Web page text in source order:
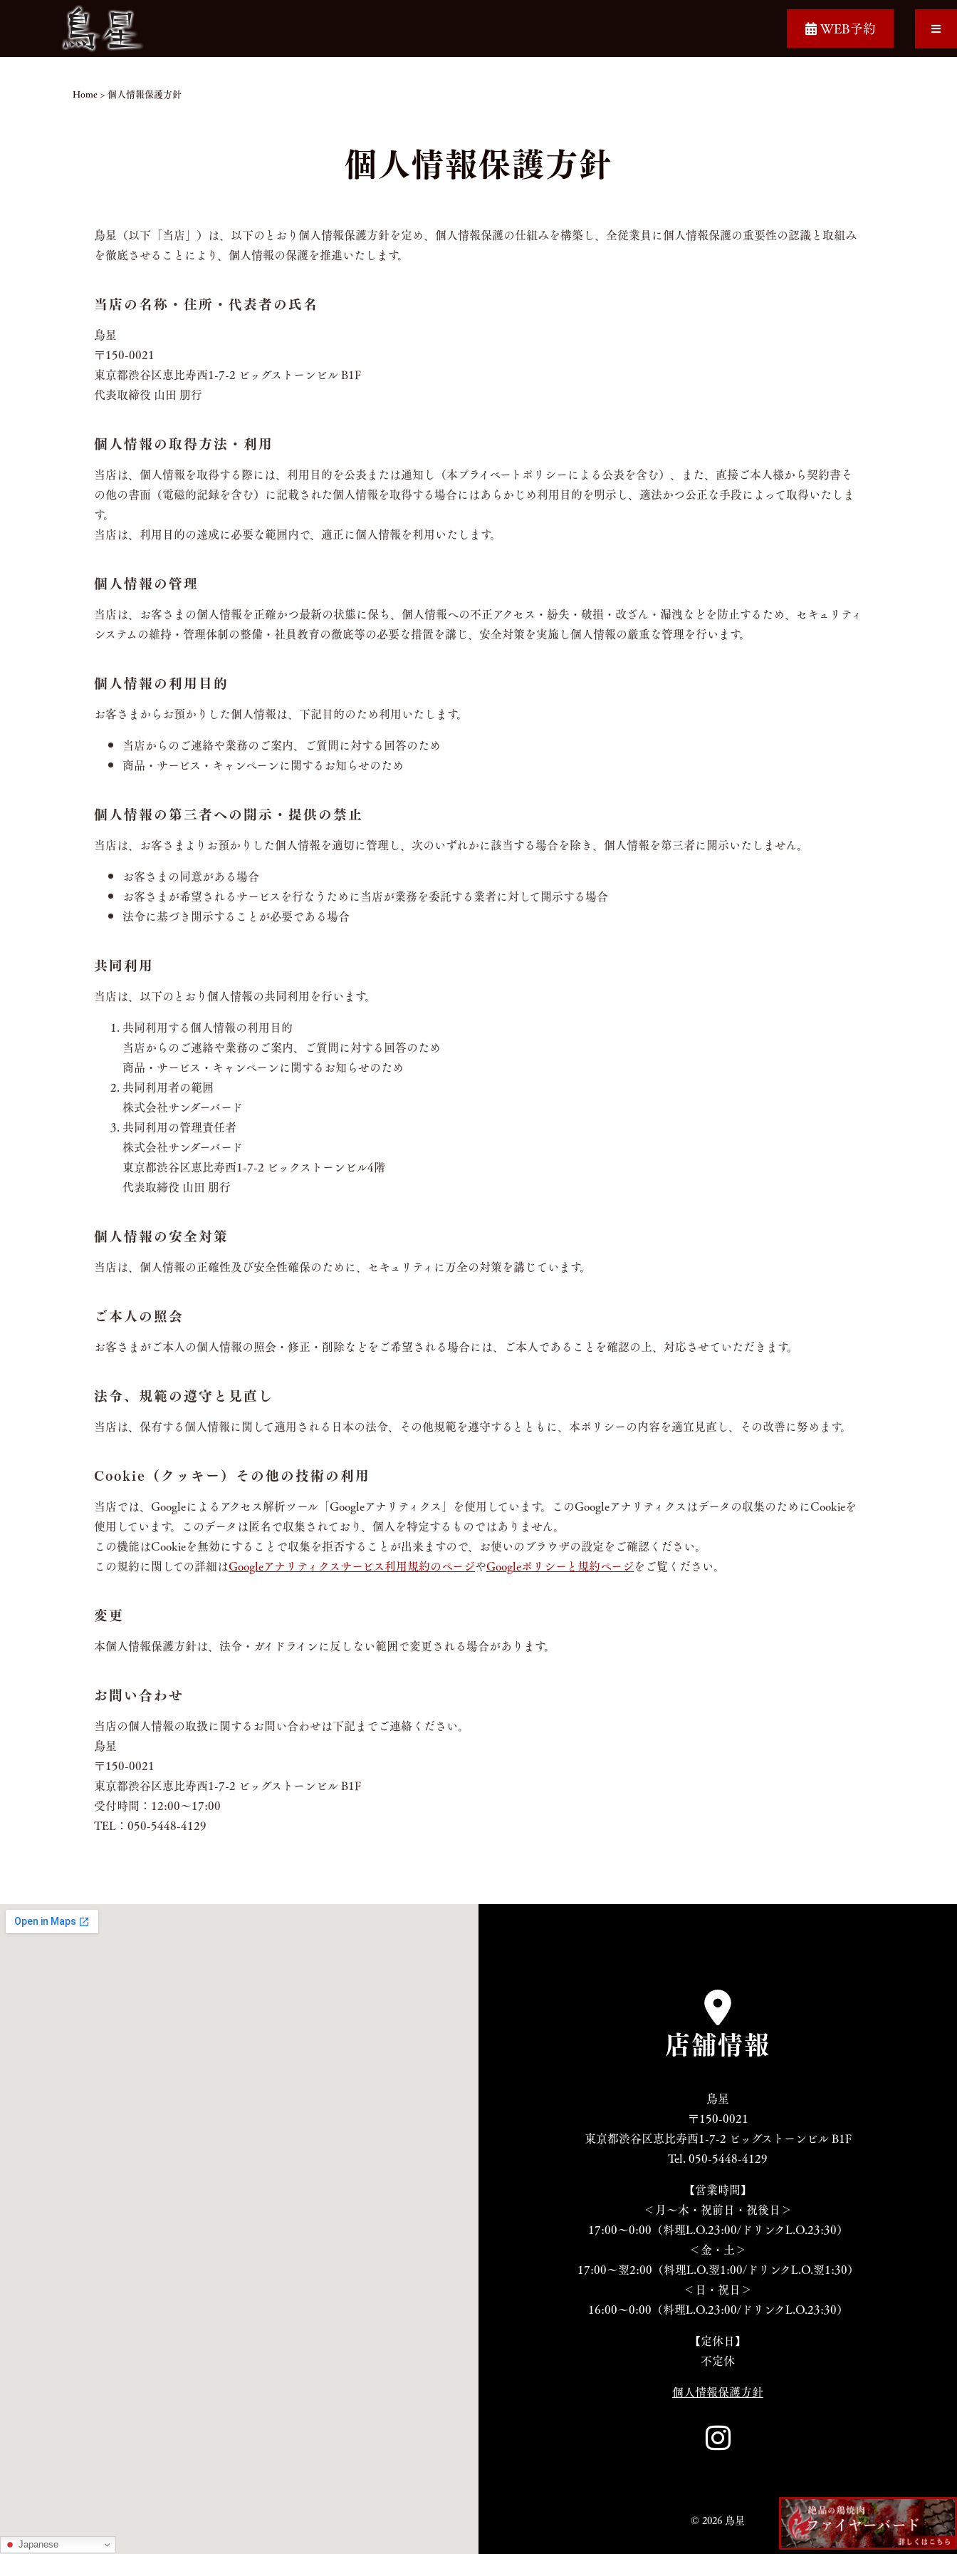
WEB予約
Home>個人情報保護方針
個人情報保護方針
鳥星（以下「当店」）は、以下のとおり個人情報保護方針を定め、個人情報保護の仕組みを構築し、全従業員に個人情報保護の重要性の認識と取組み
を徹底させることにより、個人情報の保護を推進いたします。
当店の名称・住所・代表者の氏名
鳥星
〒150-0021
東京都渋谷区恵比寿西1-7-2 ビッグストーンビル B1F
代表取締役 山田 朋行
個⼈情報の取得⽅法・利⽤
当店は、個⼈情報を取得する際には、利⽤⽬的を公表または通知し（本プライベートポリシーによる公表を含む）、また、直接ご本⼈様から契約書そ
の他の書⾯（電磁的記録を含む）に記載された個⼈情報を取得する場合にはあらかじめ利⽤⽬的を明⽰し、適法かつ公正な⼿段によって取得いたしま
す。
当店は、利⽤⽬的の達成に必要な範囲内で、適正に個⼈情報を利⽤いたします。
個人情報の管理
当店は、お客さまの個人情報を正確かつ最新の状態に保ち、個人情報への不正アクセス・紛失・破損・改ざん・漏洩などを防止するため、セキュリティ
システムの維持・管理体制の整備・社員教育の徹底等の必要な措置を講じ、安全対策を実施し個人情報の厳重な管理を行います。
個人情報の利用目的
お客さまからお預かりした個人情報は、下記目的のため利用いたします。
当店からのご連絡や業務のご案内、ご質問に対する回答のため
商品・サービス・キャンペーンに関するお知らせのため
個人情報の第三者への開示・提供の禁止
当店は、お客さまよりお預かりした個人情報を適切に管理し、次のいずれかに該当する場合を除き、個人情報を第三者に開示いたしません。
お客さまの同意がある場合
お客さまが希望されるサービスを行なうために当店が業務を委託する業者に対して開示する場合
法令に基づき開示することが必要である場合
共同利用
当店は、以下のとおり個人情報の共同利用を行います。
共同利用する個人情報の利用目的
当店からのご連絡や業務のご案内、ご質問に対する回答のため
商品・サービス・キャンペーンに関するお知らせのため
共同利用者の範囲
株式会社サンダーバード
共同利用の管理責任者
株式会社サンダーバード
東京都渋谷区恵比寿西1-7-2 ビックストーンビル4階
代表取締役 山田 朋行
個人情報の安全対策
当店は、個人情報の正確性及び安全性確保のために、セキュリティに万全の対策を講じています。
ご本人の照会
お客さまがご本人の個人情報の照会・修正・削除などをご希望される場合には、ご本人であることを確認の上、対応させていただきます。
法令、規範の遵守と見直し
当店は、保有する個人情報に関して適用される日本の法令、その他規範を遵守するとともに、本ポリシーの内容を適宜見直し、その改善に努めます。
Cookie（クッキー）その他の技術の利用
当店では、Googleによるアクセス解析ツール「Googleアナリティクス」を使用しています。このGoogleアナリティクスはデータの収集のためにCookieを
使用しています。このデータは匿名で収集されており、個人を特定するものではありません。
この機能はCookieを無効にすることで収集を拒否することが出来ますので、お使いのブラウザの設定をご確認ください。
この規約に関しての詳細はGoogleアナリティクスサービス利用規約のページやGoogleポリシーと規約ページをご覧ください。
変更
本個人情報保護方針は、法令・ガイドラインに反しない範囲で変更される場合があります。
お問い合わせ
当店の個人情報の取扱に関するお問い合わせは下記までご連絡ください。
鳥星
〒150-0021
東京都渋谷区恵比寿西1-7-2 ビッグストーンビル B1F
受付時間：12:00～17:00
TEL：050-5448-4129
Japanese
店舗情報
鳥星
〒150-0021
東京都渋谷区恵比寿西1-7-2 ビッグストーンビル B1F
Tel. 050-5448-4129
【営業時間】
＜月～木・祝前日・祝後日＞
17:00～0:00（料理L.O.23:00/ドリンクL.O.23:30）
＜金・土＞
17:00～翌2:00（料理L.O.翌1:00/ドリンクL.O.翌1:30）
＜日・祝日＞
16:00～0:00（料理L.O.23:00/ドリンクL.O.23:30）
【定休日】
不定休
個人情報保護方針
© 2026 鳥星